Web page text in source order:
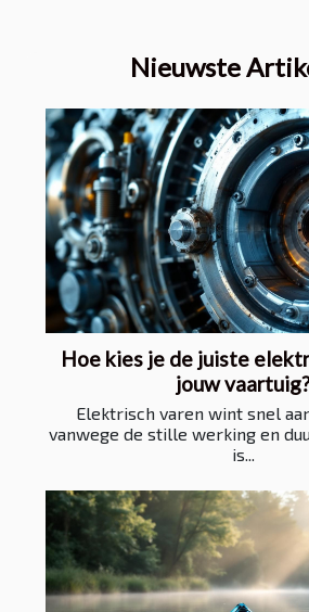
Nieuwste
Hoe kies je de juiste
jouw vaartuig?
Elektrisch varen wint snel
vanwege de stille werking en
is...